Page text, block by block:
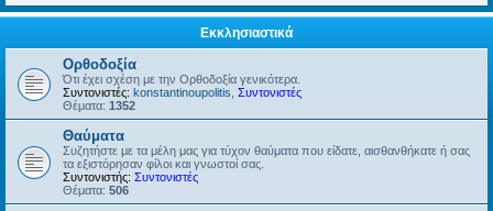
Εκκλησιαστικά
Ορθοδοξία
Ότι έχει σχέση με την Ορθοδοξία γενικότερα.
Συντονιστές: konstantinoupolitis Συντονιστές
Θέματα: 1352
Θαύματα
Συζητήστε με τα μέλη μας για τύχον θαύματα που είδατε, αισθανθήκατε ή σας
τα εξιστόρησαν φίλοι και γνωστοί σας.
Συντονιστής: Συντονιστές
Θέματα: 506